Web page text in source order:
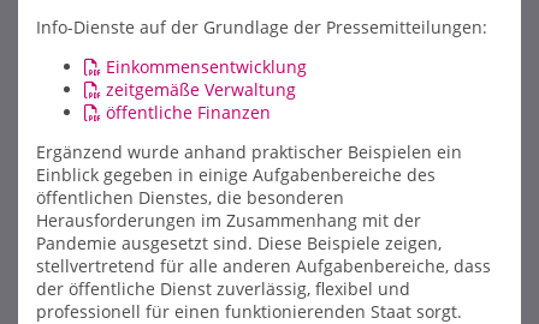
Info-Dienste auf der Grundlage der Pressemitteilungen:
Einkommensentwicklung
zeitgemäße Verwaltung
öffentliche Finanzen
Ergänzend wurde anhand praktischer Beispielen ein
Einblick gegeben in einige Aufgabenbereiche des
öffentlichen Dienstes, die besonderen
Herausforderungen im Zusammenhang mit der
Pandemie ausgesetzt sind. Diese Beispiele zeigen,
stellvertretend für alle anderen Aufgabenbereiche, dass
der öffentliche Dienst zuverlässig, flexibel und
professionell für einen funktionierenden Staat sorgt.